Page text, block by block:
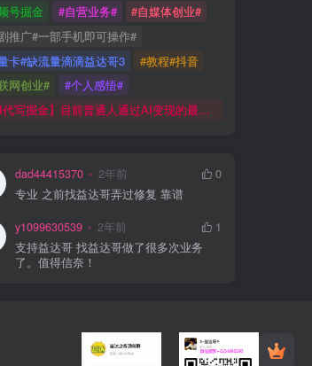
号掘金
#自营业务#
#自媒体创业#
推广#一部手机即可操作#
卡#缺流量滴滴益达哥3
#教程#抖音
网创业#
#个人感悟#
【AI代写掘金】目前普通人通过AI变现的最好机会！
dad44415370 2年前
0
专业 之前找益达哥弄过修复 靠谱
y1099630539 2年前
1
支持益达哥 找益达哥做了很多次业务
了。值得信奈！